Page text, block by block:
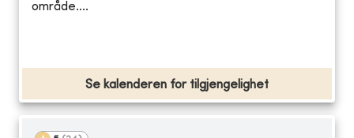
område....
Se kalenderen for tilgjengelighet